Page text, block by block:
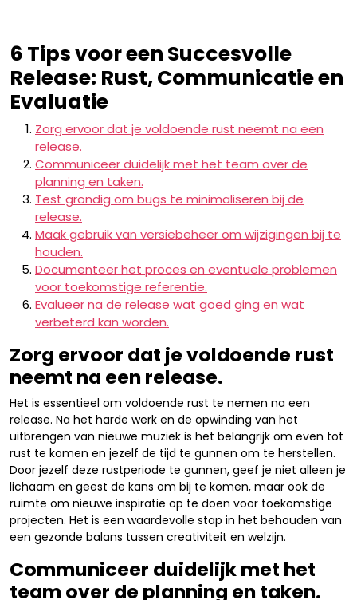
6 Tips voor een Succesvolle
Release: Rust, Communicatie en
Evaluatie
Zorg ervoor dat je voldoende rust neemt na een
release.
Communiceer duidelijk met het team over de
planning en taken.
Test grondig om bugs te minimaliseren bij de
release.
Maak gebruik van versiebeheer om wijzigingen bij te
houden.
Documenteer het proces en eventuele problemen
voor toekomstige referentie.
Evalueer na de release wat goed ging en wat
verbeterd kan worden.
Zorg ervoor dat je voldoende rust
neemt na een release.
Het is essentieel om voldoende rust te nemen na een
release. Na het harde werk en de opwinding van het
uitbrengen van nieuwe muziek is het belangrijk om even tot
rust te komen en jezelf de tijd te gunnen om te herstellen.
Door jezelf deze rustperiode te gunnen, geef je niet alleen je
lichaam en geest de kans om bij te komen, maar ook de
ruimte om nieuwe inspiratie op te doen voor toekomstige
projecten. Het is een waardevolle stap in het behouden van
een gezonde balans tussen creativiteit en welzijn.
Communiceer duidelijk met het
team over de planning en taken.